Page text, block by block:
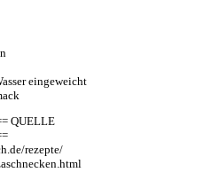
eingeweicht
QUELLE
rezepte/